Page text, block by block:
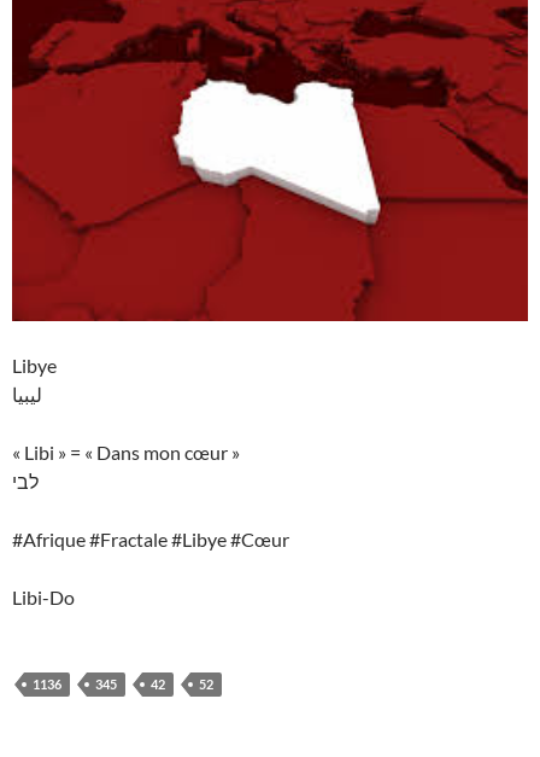
Libye
ليبيا
« Libi » = « Dans mon cœur »
לבי
#Afrique #Fractale #Libye #Cœur
Libi-Do
1136 345 42 52